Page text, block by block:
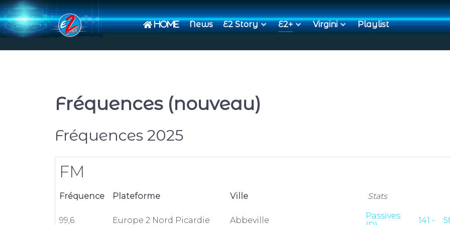
Home News E2 Story E2+ Virgini Playlist
Fréquences (nouveau)
Fréquences 2025
FM
Fréquence Plateforme Ville Stats
99,6 Europe 2 Nord Picardie Abbeville
Passives
141 -